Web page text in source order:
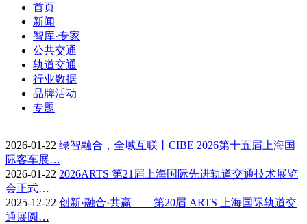
首页
新闻
智库·专家
公共交通
轨道交通
行业数据
品牌活动
专题
2026-01-22 绿智融合，全域互联丨CIBE 2026第十五届上海国
际客车展…
2026-01-22 2026ARTS 第21届上海国际先进轨道交通技术展览
会正式…
2025-12-22 创新·融合·共赢——第20届 ARTS 上海国际轨道交
通展圆…